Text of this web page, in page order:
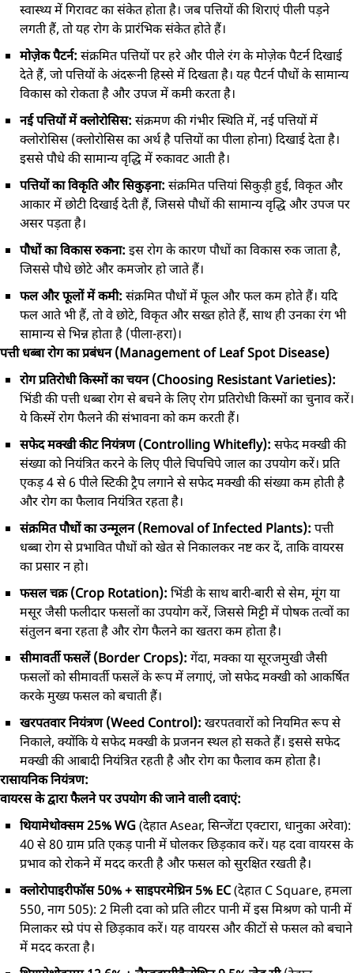
स्वास्थ्य में गिरावट का संकेत होता है। जब पत्तियों की शिराएं पीली पड़ने
लगती हैं, तो यह रोग के प्रारंभिक संकेत होते हैं।
मोज़ेक पैटर्न: संक्रमित पत्तियों पर हरे और पीले रंग के मोज़ेक पैटर्न दिखाई
देते हैं, जो पत्तियों के अंदरूनी हिस्से में दिखता है। यह पैटर्न पौधों के सामान्य
विकास को रोकता है और उपज में कमी करता है।
नई पत्तियों में क्लोरोसिस: संक्रमण की गंभीर स्थिति में, नई पत्तियों में
क्लोरोसिस (क्लोरोसिस का अर्थ है पत्तियों का पीला होना) दिखाई देता है।
इससे पौधे की सामान्य वृद्धि में रुकावट आती है।
पत्तियों का विकृति और सिकुड़ना: संक्रमित पत्तियां सिकुड़ी हुई, विकृत और
आकार में छोटी दिखाई देती हैं, जिससे पौधों की सामान्य वृद्धि और उपज पर
असर पड़ता है।
पौधों का विकास रुकना: इस रोग के कारण पौधों का विकास रुक जाता है,
जिससे पौधे छोटे और कमजोर हो जाते हैं।
फल और फूलों में कमी: संक्रमित पौधों में फूल और फल कम होते हैं। यदि
फल आते भी हैं, तो वे छोटे, विकृत और सख्त होते हैं, साथ ही उनका रंग भी
सामान्य से भिन्न होता है (पीला-हरा)।
पत्ती धब्बा रोग का प्रबंधन (Management of Leaf Spot Disease)
रोग प्रतिरोधी किस्मों का चयन (Choosing Resistant Varieties):
भिंडी की पत्ती धब्बा रोग से बचने के लिए रोग प्रतिरोधी किस्मों का चुनाव करें।
ये किस्में रोग फैलने की संभावना को कम करती हैं।
सफेद मक्खी कीट नियंत्रण (Controlling Whitefly): सफेद मक्खी की
संख्या को नियंत्रित करने के लिए पीले चिपचिपे जाल का उपयोग करें। प्रति
एकड़ 4 से 6 पीले स्टिकी ट्रैप लगाने से सफेद मक्खी की संख्या कम होती है
और रोग का फैलाव नियंत्रित रहता है।
संक्रमित पौधों का उन्मूलन (Removal of Infected Plants): पत्ती
धब्बा रोग से प्रभावित पौधों को खेत से निकालकर नष्ट कर दें, ताकि वायरस
का प्रसार न हो।
फसल चक्र (Crop Rotation): भिंडी के साथ बारी-बारी से सेम, मूंग या
मसूर जैसी फलीदार फसलों का उपयोग करें, जिससे मिट्टी में पोषक तत्वों का
संतुलन बना रहता है और रोग फैलने का खतरा कम होता है।
सीमावर्ती फसलें (Border Crops): गेंदा, मक्का या सूरजमुखी जैसी
फसलों को सीमावर्ती फसलें के रूप में लगाएं, जो सफेद मक्खी को आकर्षित
करके मुख्य फसल को बचाती हैं।
खरपतवार नियंत्रण (Weed Control): खरपतवारों को नियमित रूप से
निकाले, क्योंकि ये सफेद मक्खी के प्रजनन स्थल हो सकते हैं। इससे सफेद
मक्खी की आबादी नियंत्रित रहती है और रोग का फैलाव कम होता है।
रासायनिक नियंत्रण:
वायरस के द्वारा फैलने पर उपयोग की जाने वाली दवाएं:
थियामेथोक्सम 25% WG(देहात Asear, सिन्जेंटा एक्टारा, धानुका अरेवा):
40 से 80 ग्राम प्रति एकड़ पानी में घोलकर छिड़काव करें। यह दवा वायरस के
प्रभाव को रोकने में मदद करती है और फसल को सुरक्षित रखती है।
क्लोरोपाइरीफॉस 50% + साइपरमेथ्रिन 5% EC(देहात C Square, हमला
550, नाग 505): 2 मिली दवा को प्रति लीटर पानी में इस मिश्रण को पानी में
मिलाकर स्प्रे पंप से छिड़काव करें। यह वायरस और कीटों से फसल को बचाने
में मदद करता है।